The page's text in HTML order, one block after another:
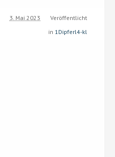
Veröffentlicht
3. Mai 2023
in 1Dipferl4-kl